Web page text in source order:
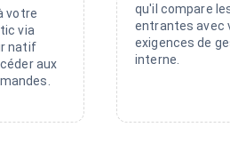
votre
via
natif
aux
qu'il compare
entrantes avec
exigences de
interne.